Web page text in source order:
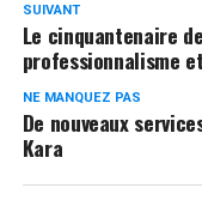
SUIVANT
Le cinquantenaire
professionnalisme
NE MANQUEZ PAS
De nouveaux
Kara